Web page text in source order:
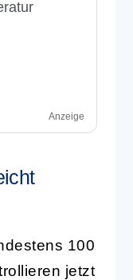
Anzeige
100
jetzt